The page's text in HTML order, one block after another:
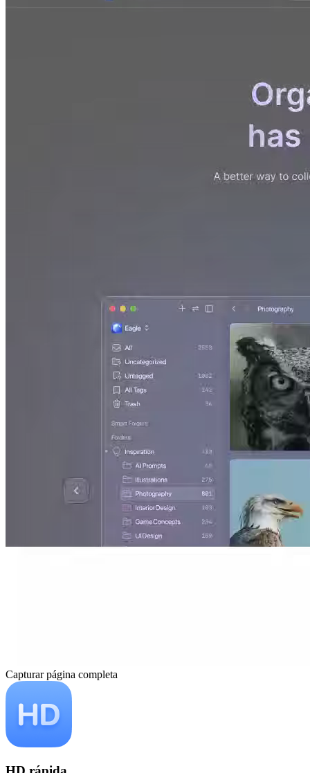
Capturar página completa